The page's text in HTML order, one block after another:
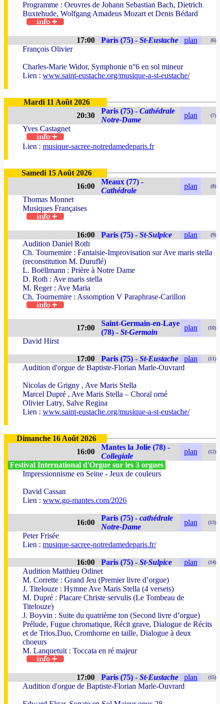
Programme : Oeuvres de Johann Sebastian Bach, Dietrich
Buxtehude, Wolfgang Amadeus Mozart et Denis Bédard
17:00 Paris (75) - St-Eustache plan (6)
François Olivier
Charles-Marie Widor, Symphonie n°6 en sol mineur
Lien : www.saint-eustache.org/musique-a-st-eustache/
Mardi 11 Août 2026
20:30
Paris (75) - Cathédrale
Notre-Dame
plan (7)
Yves Castagnet
Lien : musique-sacree-notredamedeparis.fr
Samedi 15 Août 2026
16:00
Meaux (77) -
Cathédrale
plan (8)
Thomas Monnet
Musiques Françaises
16:00 Paris (75) - St-Sulpice plan (9)
Audition Daniel Roth
Ch. Tournemire : Fantaisie-Improvisation sur Ave maris stella
(reconstitution M. Duruflé)
L. Boëllmann : Prière à Notre Dame
D. Roth : Ave maris stella
M. Reger : Ave Maria
Ch. Tournemire : Assomption V Paraphrase-Carillon
17:00
Saint-Germain-en-Laye
(78) - St-Germain
plan (10)
David Hirst
17:00 Paris (75) - St-Eustache plan (11)
Audition d'orgue de Baptiste-Florian Marle-Ouvrard
Nicolas de Grigny , Ave Maris Stella
Marcel Dupré , Ave Maris Stella – Choral orné
Olivier Latry, Salve Regina
Lien : www.saint-eustache.org/musique-a-st-eustache/
Dimanche 16 Août 2026
16:00
Mantes la Jolie (78) -
Collegiale
plan (12)
Festival International d'Orgue sur les 3 orgues
Impressionnisme en Seine - Jeux de couleurs
David Cassan
Lien : www.go-mantes.com/2026
16:00
Paris (75) - cathédrale
Notre-Dame
plan (13)
Peter Frisée
Lien : musique-sacree-notredamedeparis.fr/
16:00 Paris (75) - St-Sulpice plan (14)
Audition Matthieu Odinet
M. Corrette : Grand Jeu (Premier livre d’orgue)
J. Titelouze : Hymne Ave Maris Stella (4 versets)
M. Dupré : Placare Christe servulis (Le Tombeau de
Titelouze)
J. Boyvin : Suite du quatrième ton (Second livre d’orgue)
Prélude, Fugue chromatique, Récit grave, Dialogue de Récits
et de Trios,Duo, Cromhorne en taille, Dialogue à deux
choeurs
M. Lanquetuit : Toccata en ré majeur
17:00 Paris (75) - St-Eustache plan (15)
Audition d'orgue de Baptiste-Florian Marle-Ouvrard